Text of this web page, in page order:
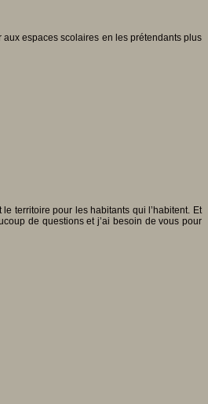
aux espaces scolaires en les prétendants plus
territoire pour les habitants qui l’habitent. Et
de questions et j’ai besoin de vous pour